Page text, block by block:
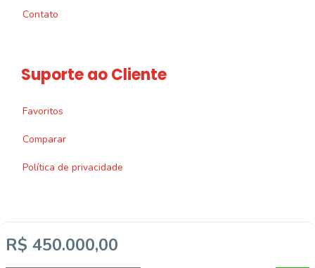
R$ 450.000,00
Contato
Suporte ao Cliente
Favoritos
Comparar
Política de privacidade
Imobiliária Certificada: